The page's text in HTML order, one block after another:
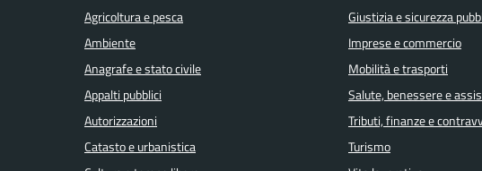
Agricoltura e pesca
Ambiente
Anagrafe e stato civile
Appalti pubblici
Autorizzazioni
Catasto e urbanistica
Giustizia e sicurezza
Imprese e commercio
Mobilità e trasporti
Salute, benessere e
Tributi, finanze e
Turismo